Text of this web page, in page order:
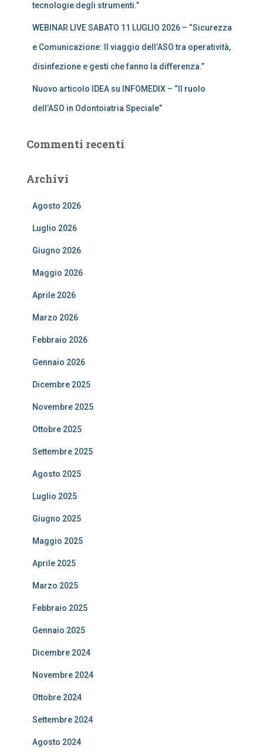
tecnologie degli strumenti.”
WEBINAR LIVE SABATO 11 LUGLIO 2026 – “Sicurezza
e Comunicazione: Il viaggio dell’ASO tra operatività,
disinfezione e gesti che fanno la differenza.”
Nuovo articolo IDEA su INFOMEDIX – “Il ruolo
dell’ASO in Odontoiatria Speciale”
Commenti recenti
Archivi
Agosto 2026
Luglio 2026
Giugno 2026
Maggio 2026
Aprile 2026
Marzo 2026
Febbraio 2026
Gennaio 2026
Dicembre 2025
Novembre 2025
Ottobre 2025
Settembre 2025
Agosto 2025
Luglio 2025
Giugno 2025
Maggio 2025
Aprile 2025
Marzo 2025
Febbraio 2025
Gennaio 2025
Dicembre 2024
Novembre 2024
Ottobre 2024
Settembre 2024
Agosto 2024